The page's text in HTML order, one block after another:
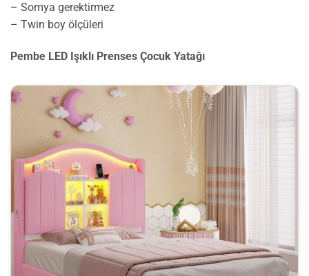
– Somya gerektirmez
– Twin boy ölçüleri
Pembe LED Işıklı Prenses Çocuk Yatağı